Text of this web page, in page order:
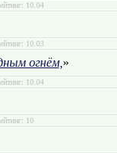
10.04
10.03
огнём, »
10.04
10